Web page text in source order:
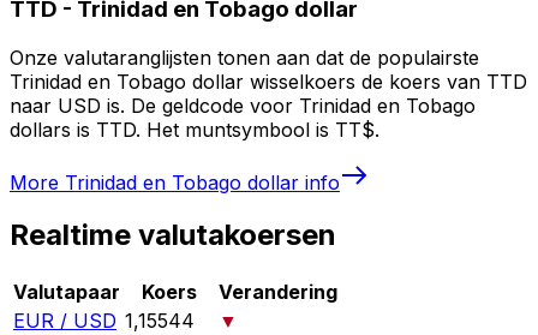
TTD - Trinidad en Tobago dollar
Onze valutaranglijsten tonen aan dat de populairste
Trinidad en Tobago dollar wisselkoers de koers van TTD
naar USD is. De geldcode voor Trinidad en Tobago
dollars is TTD. Het muntsymbool is TT$.
More Trinidad en Tobago dollar info
Realtime valutakoersen
Valutapaar Koers
Verandering
EUR / USD 1,15544
▼